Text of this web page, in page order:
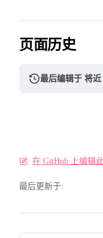
页面历史
最后编辑于 将近
在 GitHub 上编辑
最后更新于:
Pager